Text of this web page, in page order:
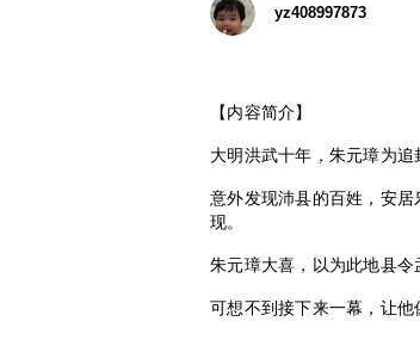
yz408997873
【内容简介】
大明洪武十年，朱元璋为追
意外发现沛县的百姓，安
现。
朱元璋大喜，以为此地县令
可想不到接下来一幕，让他